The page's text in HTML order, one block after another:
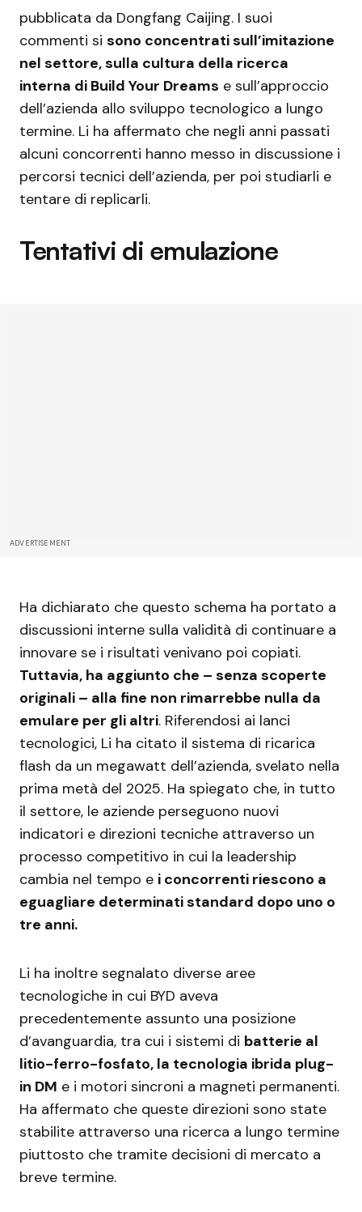
pubblicata da Dongfang Caijing. I suoi
commenti si sono concentrati sull’imitazione
nel settore, sulla cultura della ricerca
interna di Build Your Dreams e sull’approccio
dell’azienda allo sviluppo tecnologico a lungo
termine. Li ha affermato che negli anni passati
alcuni concorrenti hanno messo in discussione i
percorsi tecnici dell’azienda, per poi studiarli e
tentare di replicarli.
Tentativi di emulazione
ADVERTISEMENT
Ha dichiarato che questo schema ha portato a
discussioni interne sulla validità di continuare a
innovare se i risultati venivano poi copiati.
Tuttavia, ha aggiunto che – senza scoperte
originali – alla fine non rimarrebbe nulla da
emulare per gli altri. Riferendosi ai lanci
tecnologici, Li ha citato il sistema di ricarica
flash da un megawatt dell’azienda, svelato nella
prima metà del 2025. Ha spiegato che, in tutto
il settore, le aziende perseguono nuovi
indicatori e direzioni tecniche attraverso un
processo competitivo in cui la leadership
cambia nel tempo e i concorrenti riescono a
eguagliare determinati standard dopo uno o
tre anni.
Li ha inoltre segnalato diverse aree
tecnologiche in cui BYD aveva
precedentemente assunto una posizione
d’avanguardia, tra cui i sistemi di batterie al
litio-ferro-fosfato, la tecnologia ibrida plug-
in DM e i motori sincroni a magneti permanenti.
Ha affermato che queste direzioni sono state
stabilite attraverso una ricerca a lungo termine
piuttosto che tramite decisioni di mercato a
breve termine.